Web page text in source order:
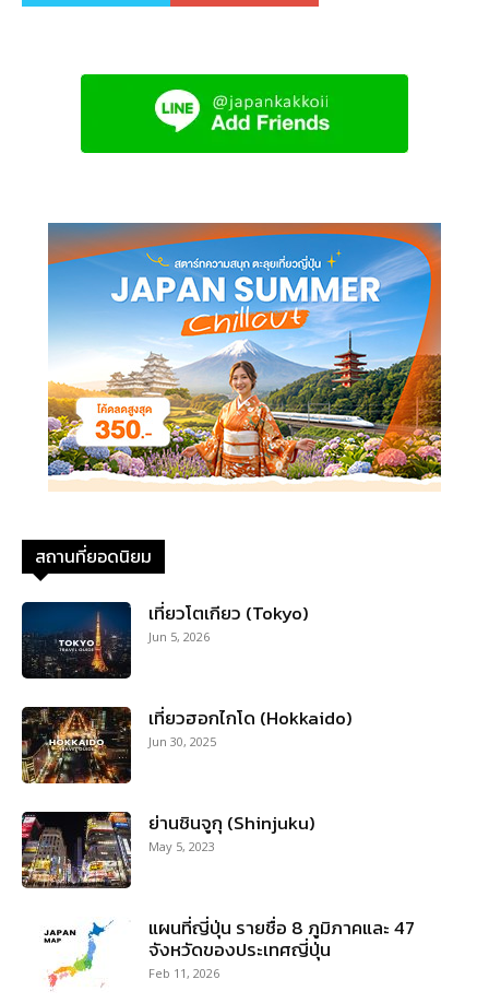
สถานที่ยอดนิยม
เที่ยวโตเกียว (Tokyo)
Jun 5, 2026
เที่ยวฮอกไกโด (Hokkaido)
Jun 30, 2025
ย่านชินจูกุ (Shinjuku)
May 5, 2023
แผนที่ญี่ปุ่น รายชื่อ 8 ภูมิภาคและ 47
จังหวัดของประเทศญี่ปุ่น
Feb 11, 2026